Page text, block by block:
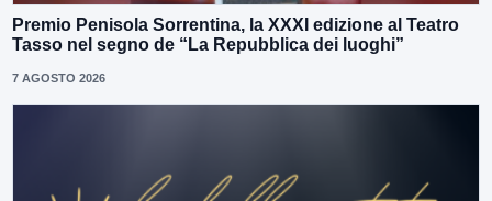
Premio Penisola Sorrentina, la XXXI edizione al Teatro
Tasso nel segno de “La Repubblica dei luoghi”
7 AGOSTO 2026